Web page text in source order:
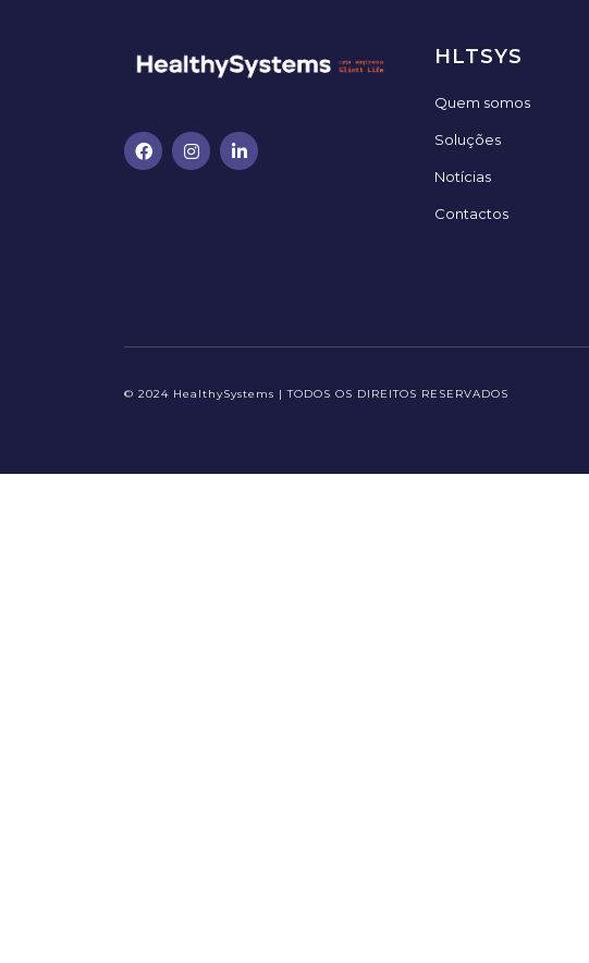
HLTSYS
Quem somos
Soluções
Notícias
Contactos
© 2024 HealthySystems | TODOS OS DIREITOS RESERVADOS